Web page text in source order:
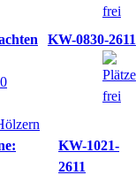
KW-0830-2611
KW-1021-
2611